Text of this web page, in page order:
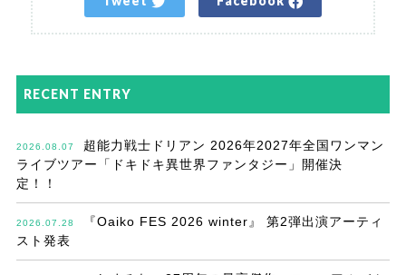
RECENT ENTRY
2026.08.07
超能力戦士ドリアン 2026年2027年全国ワンマン
ライブツアー「ドキドキ異世界ファンタジー」開催決
定！！
2026.07.28
『Oaiko FES 2026 winter』 第2弾出演アーティ
スト発表